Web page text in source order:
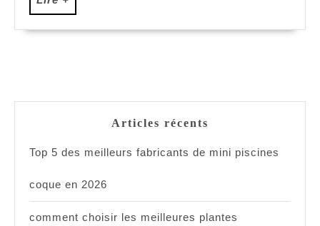
+
Articles récents
Top 5 des meilleurs fabricants de mini piscines
coque en 2026
comment choisir les meilleures plantes